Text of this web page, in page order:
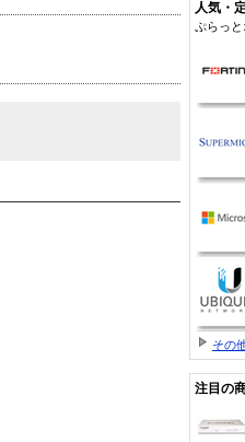
人気・
ぷらっと
その
注目の